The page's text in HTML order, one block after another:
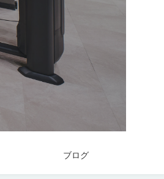
ブログ